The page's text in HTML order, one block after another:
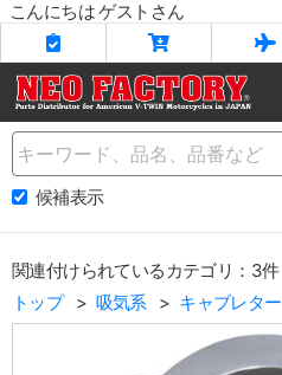
こんにちは ゲストさん
Name
候補表示
関連付けられているカテゴリ：3件
トップ
吸気系 キャブレター